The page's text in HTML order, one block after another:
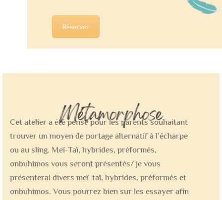
Réserver
Cet atelier a été pensé pour les parents souhaitant
trouver un moyen de portage alternatif à l’écharpe
ou au sling. Meï-Taï, hybrides, préformés,
onbuhimos vous seront présentés/ je vous
présenterai divers meï-taï, hybrides, préformés et
onbuhimos. Vous pourrez bien sur les essayer afin